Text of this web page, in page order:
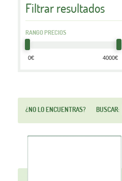
Filtrar resultados
RANGO PRECIOS
¿NO LO ENCUENTRAS? BUSCAR: